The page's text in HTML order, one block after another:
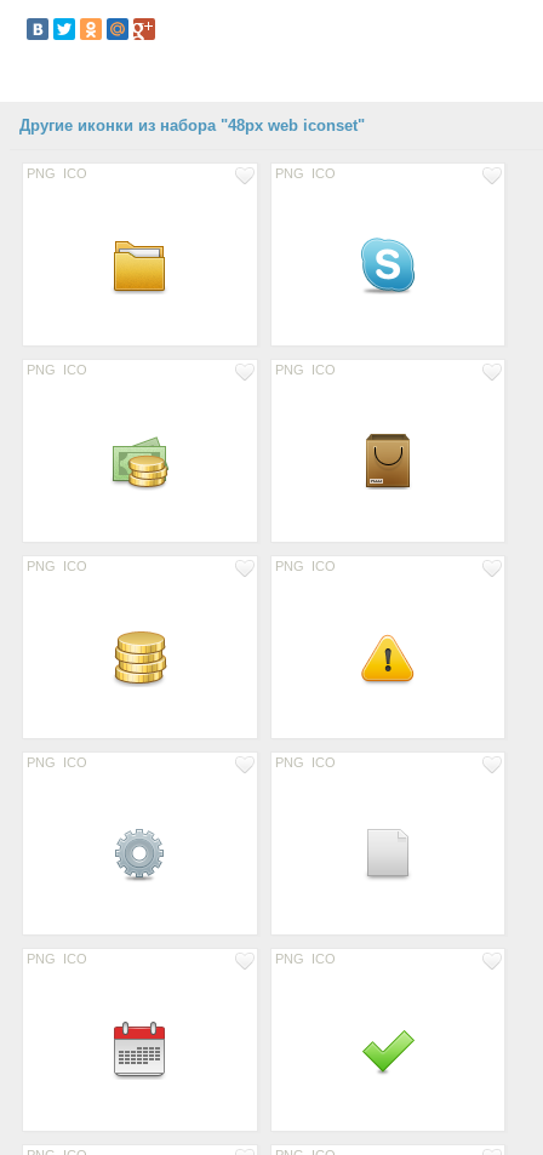
Другие иконки из набора "48px web iconset"
PNG ICO PNG ICO
PNG ICO PNG ICO
PNG ICO PNG ICO
PNG ICO PNG ICO
PNG ICO PNG ICO